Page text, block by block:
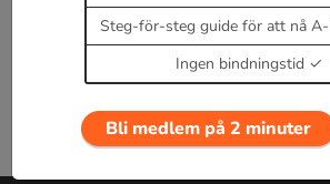
Steg-för-steg guide för att nå
Ingen bindningstid
Bli medlem på 2 minuter